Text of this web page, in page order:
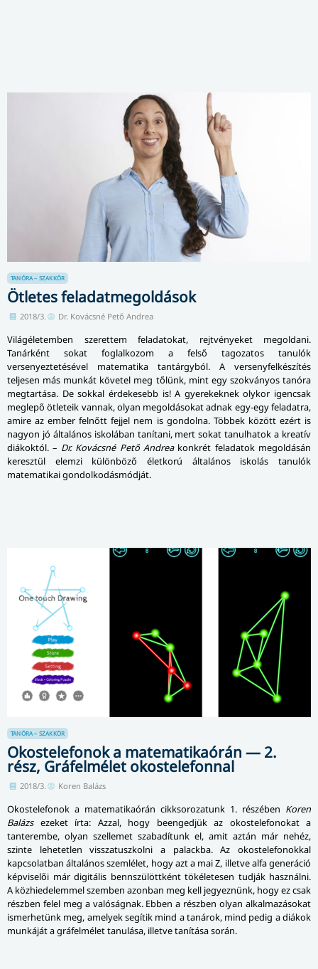
TANÓRA – SZAKKÖR
Ötletes feladatmegoldások
2018/3. Dr. Kovácsné Pető Andrea
Világéletemben szerettem feladatokat, rejtvényeket megoldani.
Tanárként sokat foglalkozom a felső tagozatos tanulók
versenyeztetésével matematika tantárgyból. A versenyfelkészítés
teljesen más munkát követel meg tőlünk, mint egy szokványos tanóra
megtartása. De sokkal érdekesebb is! A gyerekeknek olykor igencsak
meglepő ötleteik vannak, olyan megoldásokat adnak egy-egy feladatra,
amire az ember felnőtt fejjel nem is gondolna. Többek között ezért is
nagyon jó általános iskolában tanítani, mert sokat tanulhatok a kreatív
diákoktól. – Dr. Kovácsné Pető Andreakonkrét feladatok megoldásán
keresztül elemzi különböző életkorú általános iskolás tanulók
matematikai gondolkodásmódját.
TANÓRA – SZAKKÖR
Okostelefonok a matematikaórán — 2.
rész, Gráfelmélet okostelefonnal
2018/3. Koren Balázs
Okostelefonok a ma­te­ma­ti­ka­órán cikksorozatunk 1. részében Koren
Balázsezeket írta: Azzal, hogy beengedjük az okostelefonokat a
tanterembe, olyan szellemet szabadítunk el, amit aztán már nehéz,
szinte lehetetlen visszatuszkolni a palackba. Az okos­te­le­fo­nok­kal
kapcsolatban általános szemlélet, hogy azt a mai Z, illetve alfa generáció
képviselői már digitális benn­szü­lött­ként tökéletesen tudják hasz­nál­ni.
A közhiedelemmel szemben azonban meg kell jegyeznünk, hogy ez csak
részben felel meg a valóságnak. Ebben a részben olyan alkalmazásokat
ismerhetünk meg, amelyek segítik mind a tanárok, mind pedig a diákok
munkáját a gráfelmélet tanulása, illetve tanítása során.